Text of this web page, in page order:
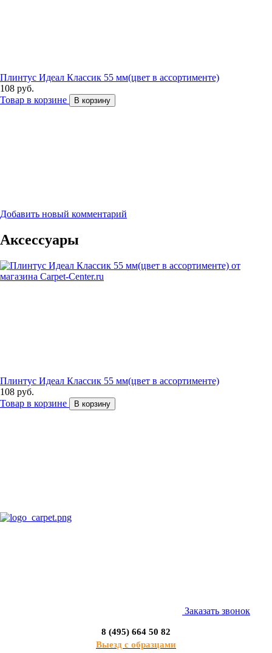
Плинтус Идеал Классик 55 мм(цвет в ассортименте)
108 руб.
Товар в корзине
В корзину
Добавить новый комментарий
Аксессуары
Плинтус Идеал Классик 55 мм(цвет в ассортименте)
108 руб.
Товар в корзине
В корзину
Заказать звонок
8 (495) 664 50 82
Выезд с образцами